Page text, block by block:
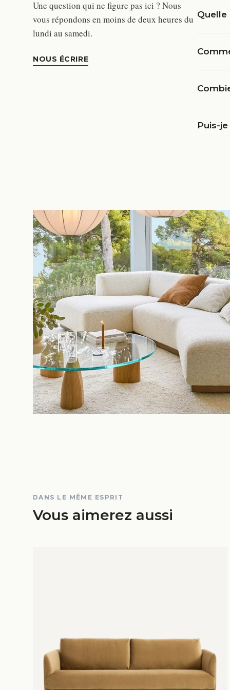
Une question qui ne figure pas ici ? Nous
vous répondons en moins de deux heures du
lundi au samedi.
NOUS ÉCRIRE
Quelle
Puis-
DANS LE MÊME ESPRIT
Vous aimerez aussi